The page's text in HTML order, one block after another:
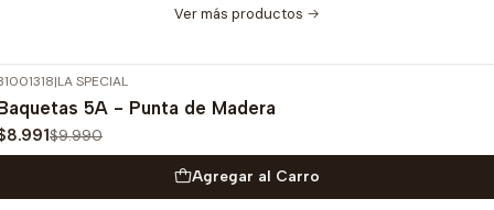
Ver más productos
OFF
|LA SPECIAL
5A - Punta de Madera
$9.990
Agregar al Carro